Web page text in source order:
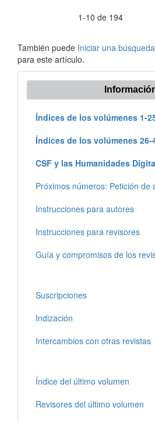
1-10 de 194
También puede Iniciar una
para este artículo.
Índices de los volúmenes 1-
Índices de los volúmenes 26-
CSF y las Humanidades
Próximos números: Petición de
Instrucciones para autores
Instrucciones para revisores
Guía y compromisos de los
Suscripciones
Indización
Intercambios con otras revistas
Índice del último volumen
Revisores del último volumen